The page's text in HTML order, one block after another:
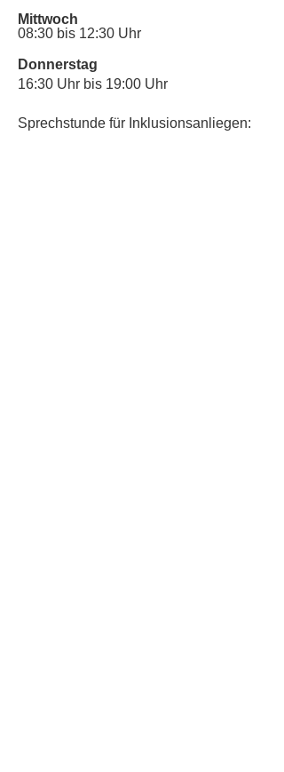
Mittwoch
08:30 bis 12:30 Uhr
Donnerstag
16:30 Uhr bis 19:00 Uhr
Sprechstunde für Inklusionsanliegen: